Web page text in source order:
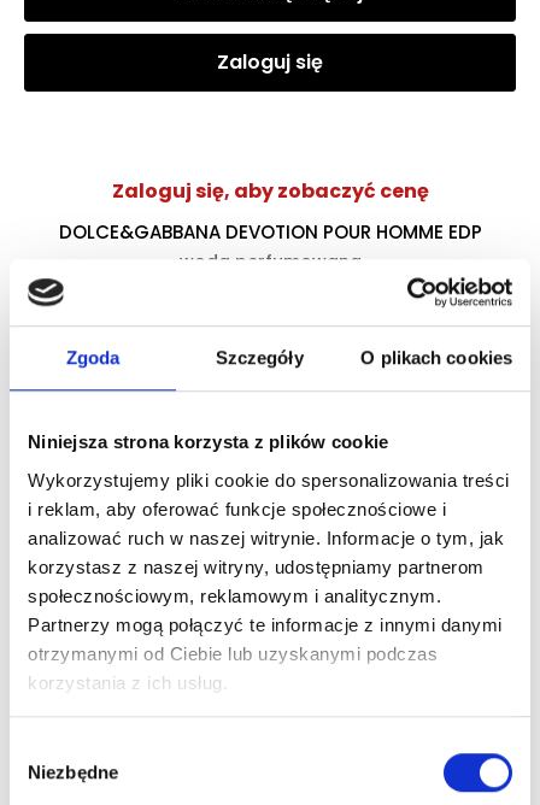
Zgoda Szczegóły O plikach cookies
Niniejsza strona korzysta z plików cookie
Wykorzystujemy pliki cookie do spersonalizowania treści
i reklam, aby oferować funkcje społecznościowe i
analizować ruch w naszej witrynie. Informacje o tym, jak
korzystasz z naszej witryny, udostępniamy partnerom
społecznościowym, reklamowym i analitycznym.
Partnerzy mogą połączyć te informacje z innymi danymi
otrzymanymi od Ciebie lub uzyskanymi podczas
korzystania z ich usług.
zgody
Niezbędne
Zaloguj się
Zaloguj się, aby zobaczyć cenę
DOLCE&GABBANA DEVOTION POUR HOMME EDP
woda perfumowana
Zaloguj się
Dlaczego warto?
Oryginalny produkt z autoryzowanej
dystrybucji
Wysyłka 24h z magazynu w Polsce
Stały opiekun handlowy